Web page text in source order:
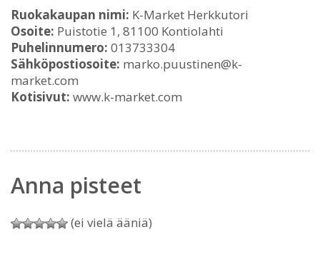
Ruokakaupan nimi: K-Market Herkkutori
Osoite: Puistotie 1, 81100 Kontiolahti
Puhelinnumero: 013733304
Sähköpostiosoite: marko.puustinen@k-
market.com
Kotisivut: www.k-market.com
Anna pisteet
(ei vielä ääniä)